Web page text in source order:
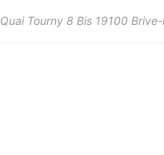
Quai Tourny 8 Bis 19100